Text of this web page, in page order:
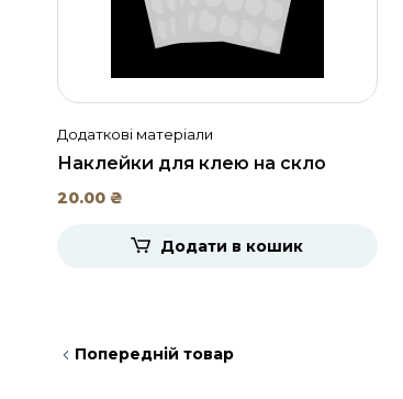
Додаткові матеріали
Наклейки для клею на скло
20.00 ₴
Додати в кошик
Попередній товар